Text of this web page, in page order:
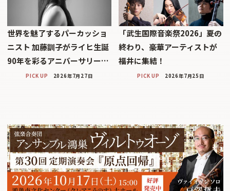
世界を魅了するパーカッショ
ニスト 加藤訓子がライヒ生誕
90年を彩るアニバーサリー…
PICK UP 2026年7月27日
「武生国際音楽祭2026」――夏の
終わり、豪華アーティストが
福井に集結！
PICK UP 2026年7月25日